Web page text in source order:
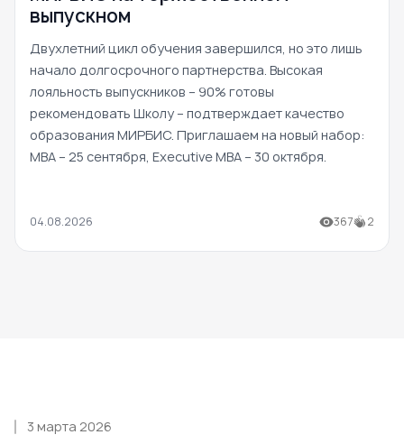
выпускном
Двухлетний цикл обучения завершился, но это лишь
начало долгосрочного партнерства. Высокая
лояльность выпускников – 90% готовы
рекомендовать Школу – подтверждает качество
образования МИРБИС. Приглашаем на новый набор:
MBA – 25 сентября, Executive MBA – 30 октября.
04.08.2026 367 2
3 марта 2026